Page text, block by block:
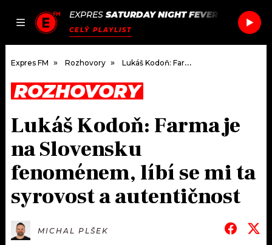
JAK
SEZNAM.CZ
EXPRES SATURDAY NIGHT FEVER
CELÝ PLAYLIST
DOMŮ
ČLÁNKY
HUDBA
ROZHOVORY
PODCASTY
JAK NALADIT
RÁDIO
Expres FM Rozhovory Lukáš Kodoň: Farma je na Slovensku fenoménem, líbí se mi ta syrovost a autentičnost
ROZHOVORY
Lukáš Kodoň: Farma je
na Slovensku
fenoménem, líbí se mi ta
syrovost a autentičnost
MICHAL PLŠEK